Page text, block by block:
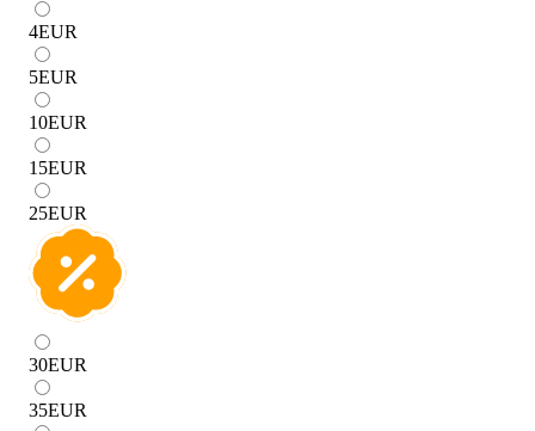
4EUR
5EUR
10EUR
15EUR
25EUR
30EUR
35EUR